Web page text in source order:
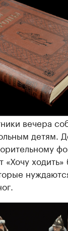
вечера
детям.
ходить»